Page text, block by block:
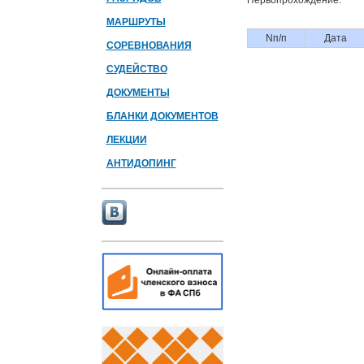
МАРШРУТЫ
СОРЕВНОВАНИЯ
СУДЕЙСТВО
ДОКУМЕНТЫ
БЛАНКИ ДОКУМЕНТОВ
ЛЕКЦИИ
АНТИДОПИНГ
Nп/п Дата